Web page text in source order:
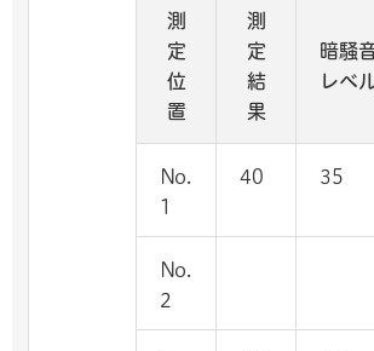
測
定
位
置
測
定
結
果
暗騒
レベ
No.
1
40 35
No.
2